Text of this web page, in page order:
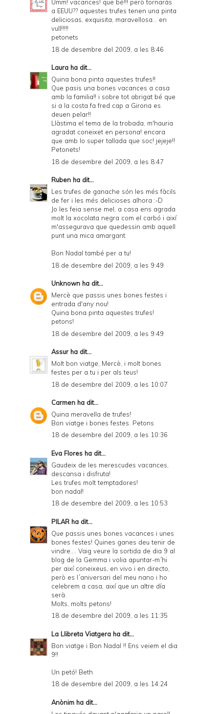
Umm! vacances! que bé!!! però tornaràs
a EEUU?? aquestes trufes tenen una pinta
deliciosas, exquisita, maravellosa... en
vull!!!!!
petonets
18 de desembre del 2009, a les 8:46
Laura ha dit...
Quina bona pinta aquestes trufes!!
Que pasis una bones vacances a casa
amb la familia!! i sobre tot abrigat bé que
si a la costa fa fred cap a Girona es
deuen pelar!!
Llàstima el tema de la trobada, m'hauria
agradat coneixet en persona! encara
que amb lo super tallada que soc! jejeje!!
Petonets!
18 de desembre del 2009, a les 8:47
Ruben ha dit...
Les trufes de ganache són les més fàcils
de fer i les més delicioses alhora :-D
Jo les feia sense mel, a casa ens agrada
molt la xocolata negra com el carbó i així
m'assegurava que quedessin amb aquell
punt una mica amargant.
Bon Nadal també per a tu!
18 de desembre del 2009, a les 9:49
Unknown ha dit...
Mercè que passis unes bones festes i
entrada d'any nou!
Quina bona pinta aquestes trufes!
petons!
18 de desembre del 2009, a les 9:49
Assur ha dit...
Molt bon viatge, Mercè, i molt bones
festes per a tu i per als teus!
18 de desembre del 2009, a les 10:07
Carmen ha dit...
Quina meravella de trufes!
Bon viatge i bones festes. Petons
18 de desembre del 2009, a les 10:36
Eva Flores ha dit...
Gaudeix de les merescudes vacances,
descansa i disfruta!
Les trufes molt temptadores!
bon nadal!
18 de desembre del 2009, a les 10:53
PILAR ha dit...
Que passis unes bones vacances i unes
bones festes! Quines ganes deu tenir de
vindre.... Vaig veure la sortida de dia 9 al
blog de la Gemma i volia apuntar-m´hi
per així coneixeus, en vivo i en directo,
però es l´aniversari del meu nano i ho
celebrem a casa, així que un altre día
serà.
Molts, molts petons!
18 de desembre del 2009, a les 11:35
La Llibreta Viatgera ha dit...
Bon viatge i Bon Nadal !! Ens veiem el dia
9!!
Un petó! Beth
18 de desembre del 2009, a les 14:24
Anònim ha dit...